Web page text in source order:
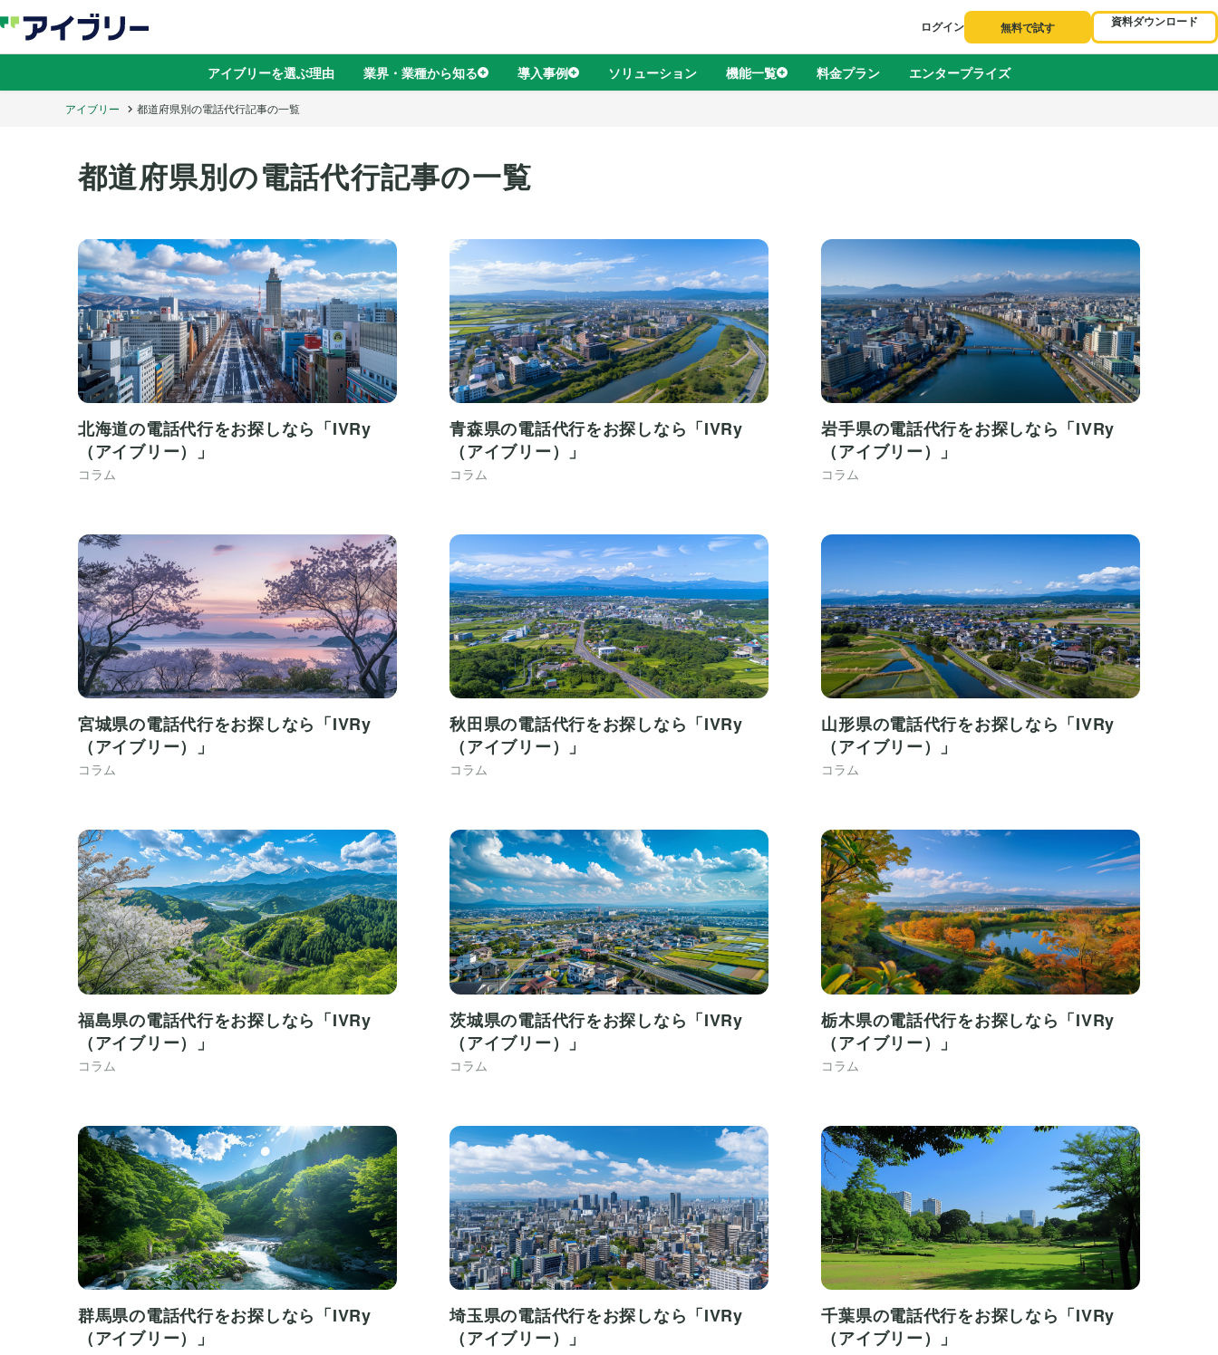
ログイン 無料で試す 資料ダウンロード
アイブリーを選ぶ理由 業界・業種から知る 導入事例 ソリューション 機能一覧 料金プラン エンタープライズ
アイブリー 都道府県別の電話代行記事の一覧
都道府県別の電話代行記事の一覧
北海道の電話代行をお探しなら「IVRy
（アイブリー）」
コラム
青森県の電話代行をお探しなら「IVRy
（アイブリー）」
コラム
岩手県の電話代行をお探しなら「IVRy
（アイブリー）」
コラム
宮城県の電話代行をお探しなら「IVRy
（アイブリー）」
コラム
秋田県の電話代行をお探しなら「IVRy
（アイブリー）」
コラム
山形県の電話代行をお探しなら「IVRy
（アイブリー）」
コラム
福島県の電話代行をお探しなら「IVRy
（アイブリー）」
コラム
茨城県の電話代行をお探しなら「IVRy
（アイブリー）」
コラム
栃木県の電話代行をお探しなら「IVRy
（アイブリー）」
コラム
群馬県の電話代行をお探しなら「IVRy
（アイブリー）」
埼玉県の電話代行をお探しなら「IVRy
（アイブリー）」
千葉県の電話代行をお探しなら「IVRy
（アイブリー）」